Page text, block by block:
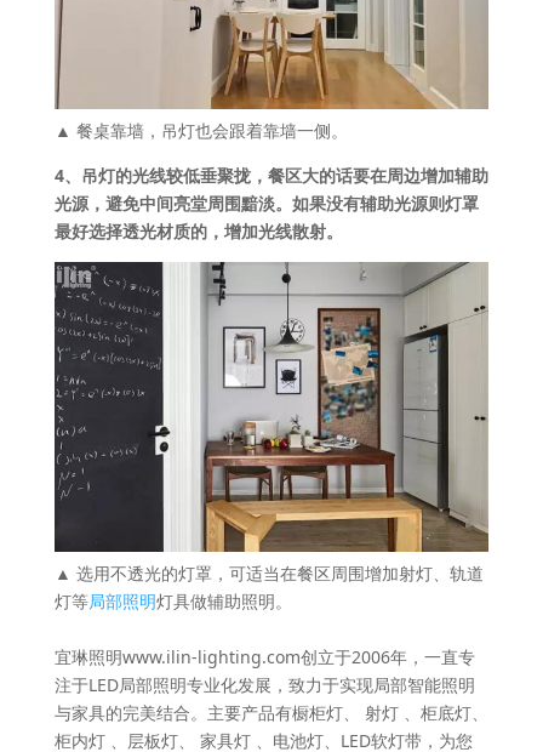
▲ 餐桌靠墙，吊灯也会跟着靠墙一侧。
4、吊灯的光线较低垂聚拢，餐区大的话要在周边增加辅助
光源，避免中间亮堂周围黯淡。如果没有辅助光源则灯罩
最好选择透光材质的，增加光线散射。
▲ 选用不透光的灯罩，可适当在餐区周围增加射灯、轨道
灯等局部照明灯具做辅助照明。
宜琳照明www.ilin-lighting.com创立于2006年，一直专
注于LED局部照明专业化发展，致力于实现局部智能照明
与家具的完美结合。主要产品有橱柜灯、 射灯 、柜底灯、
柜内灯 、层板灯、 家具灯 、电池灯、LED软灯带，为您